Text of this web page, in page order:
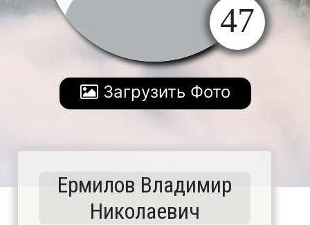
47
Загрузить Фото
Ермилов Владимир
Николаевич